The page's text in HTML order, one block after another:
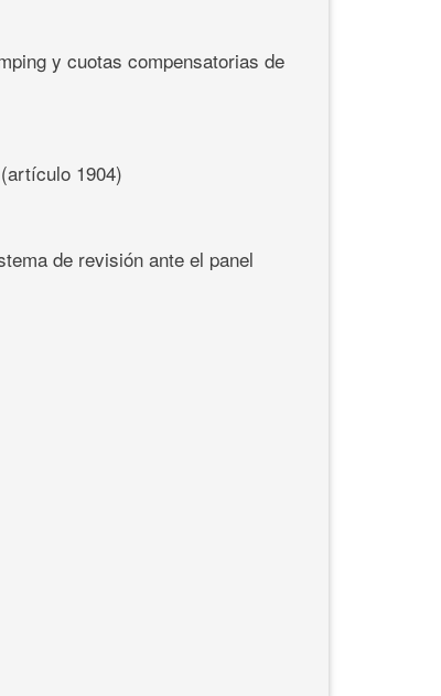
y cuotas compensatorias de
1904)
de revisión ante el panel